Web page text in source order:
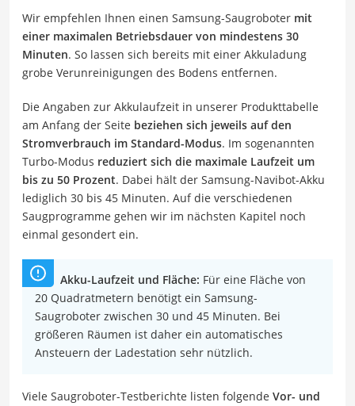
Wir empfehlen Ihnen einen Samsung-Saugroboter mit
einer maximalen Betriebsdauer von mindestens 30
Minuten. So lassen sich bereits mit einer Akkuladung
grobe Verunreinigungen des Bodens entfernen.
Die Angaben zur Akkulaufzeit in unserer Produkttabelle
am Anfang der Seite beziehen sich jeweils auf den
Stromverbrauch im Standard-Modus. Im sogenannten
Turbo-Modus reduziert sich die maximale Laufzeit um
bis zu 50 Prozent. Dabei hält der Samsung-Navibot-Akku
lediglich 30 bis 45 Minuten. Auf die verschiedenen
Saugprogramme gehen wir im nächsten Kapitel noch
einmal gesondert ein.
Akku-Laufzeit und Fläche: Für eine Fläche von
20 Quadratmetern benötigt ein Samsung-
Saugroboter zwischen 30 und 45 Minuten. Bei
größeren Räumen ist daher ein automatisches
Ansteuern der Ladestation sehr nützlich.
Viele Saugroboter-Testberichte listen folgende Vor- und